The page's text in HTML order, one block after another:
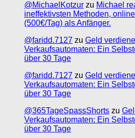
@MichaelKotzur zu Michael
ineffektivsten Methoden,
(500€/Tag) als Anfänger.
@faridd.7127 zu Geld
Verkaufsautomaten: Ein
über 30 Tage
@faridd.7127 zu Geld
Verkaufsautomaten: Ein
über 30 Tage
@365TageSpassShorts zu
Verkaufsautomaten: Ein
über 30 Tage